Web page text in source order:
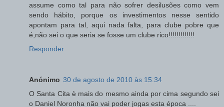
assume como tal para não sofrer desilusões como vem
sendo hábito, porque os investimentos nesse sentido
apontam para tal, aqui nada falta, para clube pobre que
é,não sei o que seria se fosse um clube rico!!!!!!!!!!!!!
Responder
Anónimo 30 de agosto de 2010 às 15:34
O Santa Cita è mais do mesmo ainda por cima segundo sei
o Daniel Noronha não vai poder jogas esta época ....